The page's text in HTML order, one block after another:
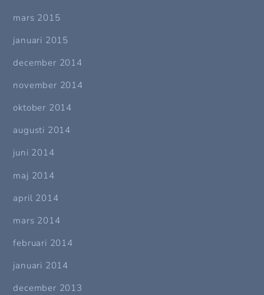
mars 2015
januari 2015
december 2014
november 2014
oktober 2014
augusti 2014
juni 2014
maj 2014
april 2014
mars 2014
februari 2014
januari 2014
december 2013